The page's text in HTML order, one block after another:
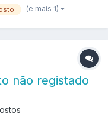
(e mais 1)
não registado